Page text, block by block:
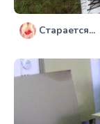
Старается...